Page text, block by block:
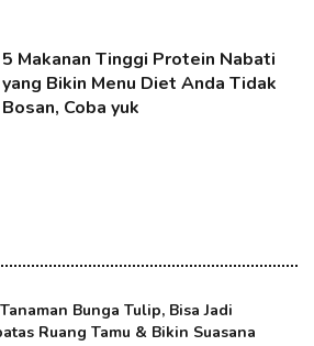
5 Makanan Tinggi Protein Nabati
yang Bikin Menu Diet Anda Tidak
Bosan, Coba yuk
Bunga Tulip, Bisa Jadi
Ruang Tamu & Bikin Suasana